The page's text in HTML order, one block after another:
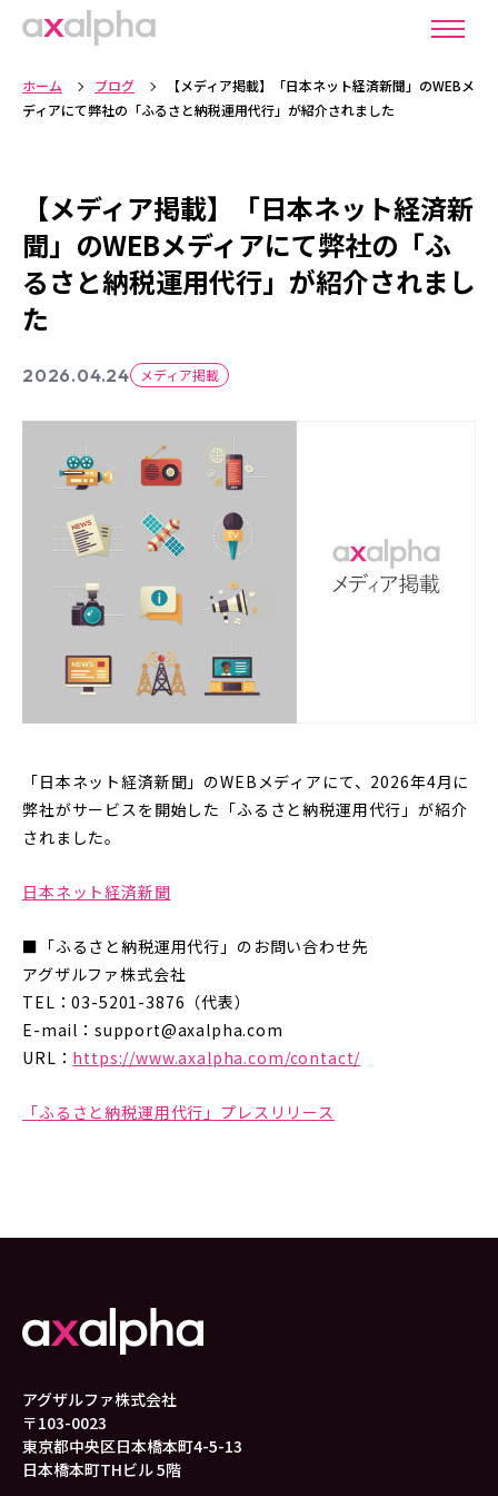
ホーム ブログ
【メディア掲載】「日本ネット経済新聞」のWEBメ
ディアにて弊社の「ふるさと納税運用代行」が紹介されました
【メディア掲載】「日本ネット経済新
聞」のWEBメディアにて弊社の「ふ
るさと納税運用代行」が紹介されまし
た
2026.04.24 メディア掲載
「日本ネット経済新聞」のWEBメディアにて、2026年4月に
弊社がサービスを開始した「ふるさと納税運用代行」が紹介
されました。
日本ネット経済新聞
■「ふるさと納税運用代行」のお問い合わせ先
アグザルファ株式会社
TEL：03-5201-3876（代表）
E-mail：support@axalpha.com
URL： https://www.axalpha.com/contact/
「ふるさと納税運用代行」プレスリリース
アグザルファ株式会社
〒103-0023
東京都中央区日本橋本町4-5-13
日本橋本町THビル 5階